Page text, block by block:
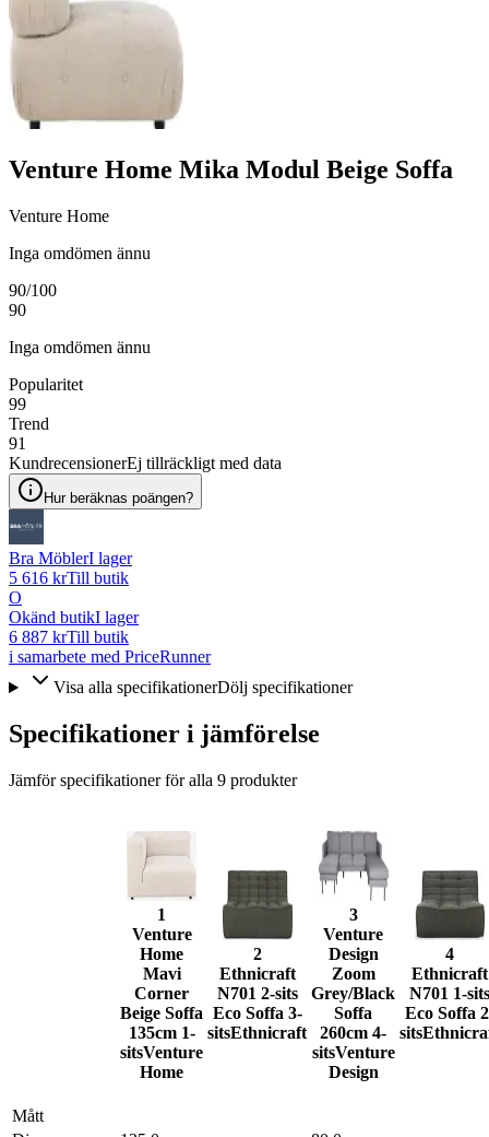
Venture Home Mika Modul Beige Soffa
Venture Home
Inga omdömen ännu
90/100
90
Inga omdömen ännu
Popularitet
99
Trend
91
KundrecensionerEj tillräckligt med data
Hur beräknas poängen?
Bra MöblerI lager
5 616 krTill butik
O
Okänd butikI lager
6 887 krTill butik
i samarbete med PriceRunner
Visa alla specifikationerDölj specifikationer
Specifikationer i jämförelse
Jämför specifikationer för alla 9 produkter
1
Venture
Home
Mavi
Corner
Beige Soffa
135cm 1-
sitsVenture
Home
2
Ethnicraft
N701 2-sits
Eco Soffa 3-
sitsEthnicraft
3
Venture
Design
Zoom
Grey/Black
Soffa
260cm 4-
sitsVenture
Design
4
Ethnicraft
N701 1-sits
Eco Soffa
sits
Mått